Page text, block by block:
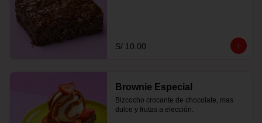
S/ 10.00
Brownie Especial
Bizcocho crocante de chocolate, mas
dulce y frutas a elección.